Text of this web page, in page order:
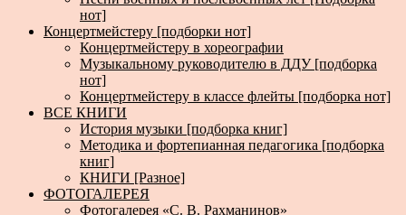
нот]
Концертмейстеру [подборки нот]
Концертмейстеру в хореографии
Музыкальному руководителю в ДДУ [подборка
нот]
Концертмейстеру в классе флейты [подборка нот]
ВСЕ КНИГИ
История музыки [подборка книг]
Методика и фортепианная педагогика [подборка
книг]
КНИГИ [Разное]
ФОТОГАЛЕРЕЯ
Фотогалерея «С. В. Рахманинов»